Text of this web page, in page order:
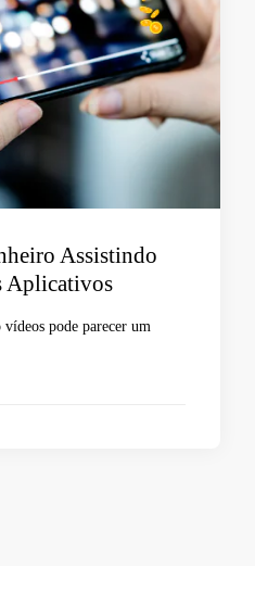
Assistindo
Aplicativos
pode parecer um